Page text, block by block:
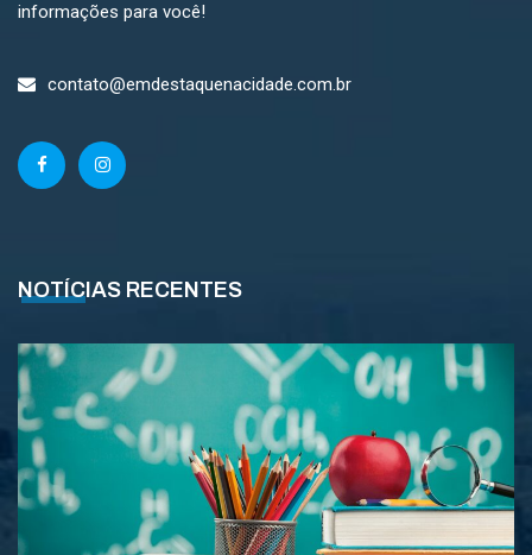
informações para você!
contato@emdestaquenacidade.com.br
NOTÍCIAS RECENTES